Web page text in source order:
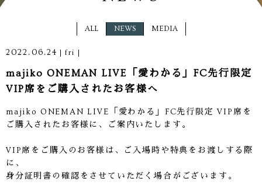
ALL NEWS MEDIA
2022.06.24 fri
majiko ONEMAN LIVE「愛わかる」FC先行限定
VIP席をご購入されたお客様へ
majiko ONEMAN LIVE「愛わかる」FC先行限定 VIP席を
ご購入されたお客様に、ご案内いたします。
VIP席をご購入のお客様は、ご入場時や特典をお渡しする際
に、
身分証明書の確認をさせていただく場合がございます。